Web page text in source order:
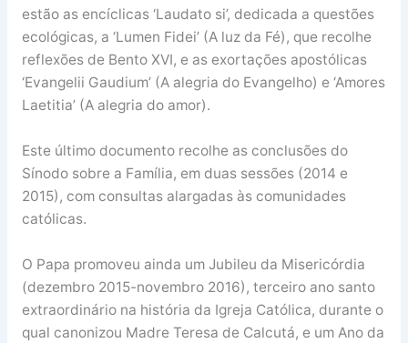
estão as encíclicas ‘Laudato si’, dedicada a questões
ecológicas, a ‘Lumen Fidei’ (A luz da Fé), que recolhe
reflexões de Bento XVI, e as exortações apostólicas
‘Evangelii Gaudium’ (A alegria do Evangelho) e ‘Amores
Laetitia’ (A alegria do amor).
Este último documento recolhe as conclusões do
Sínodo sobre a Família, em duas sessões (2014 e
2015), com consultas alargadas às comunidades
católicas.
O Papa promoveu ainda um Jubileu da Misericórdia
(dezembro 2015-novembro 2016), terceiro ano santo
extraordinário na história da Igreja Católica, durante o
qual canonizou Madre Teresa de Calcutá, e um Ano da